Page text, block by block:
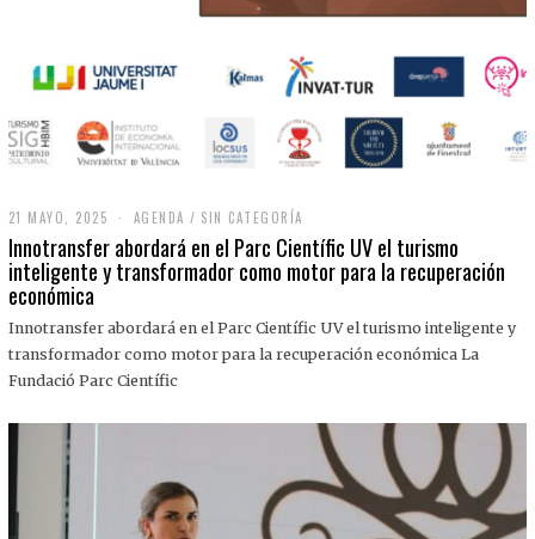
21 MAYO, 2025
M
A
Y
,
0
2
AGENDA / SIN CATEGORÍA
Innotransfer abordará en el Parc Científic UV el turismo
inteligente y transformador como motor para la recuperación
económica
Innotransfer abordará en el Parc Científic UV el turismo inteligente y
transformador como motor para la recuperación económica La
Fundació Parc Científic